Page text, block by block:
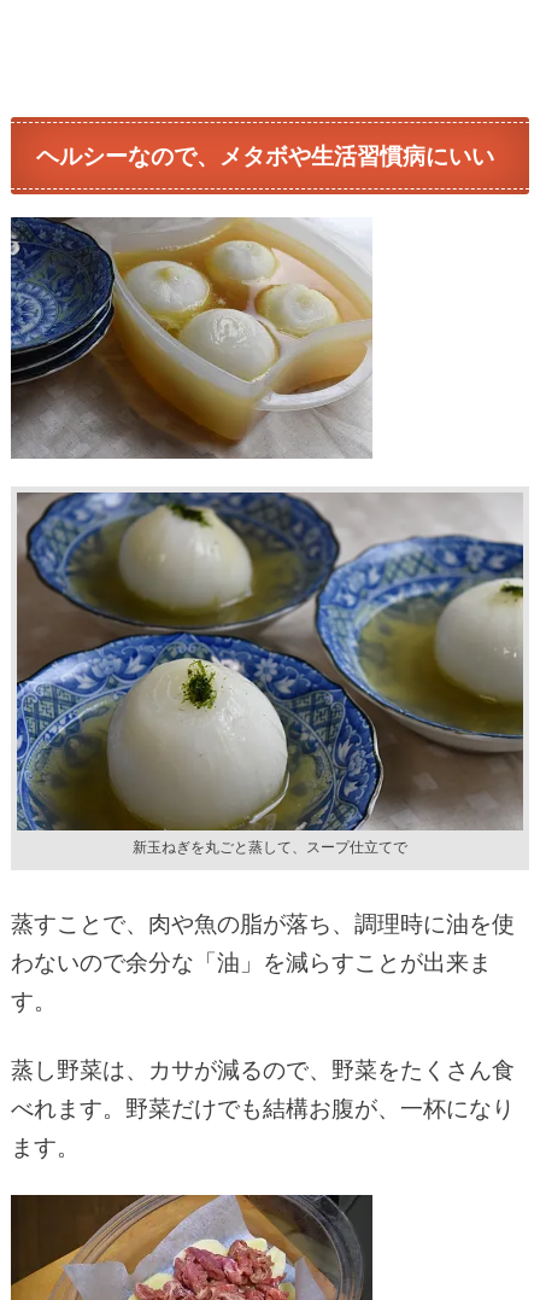
ヘルシーなので、メタボや生活習慣病にいい
新玉ねぎを丸ごと蒸して、スープ仕立てで
蒸すことで、肉や魚の脂が落ち、調理時に油を使
わないので余分な「油」を減らすことが出来ま
す。
蒸し野菜は、カサが減るので、野菜をたくさん食
べれます。野菜だけでも結構お腹が、一杯になり
ます。